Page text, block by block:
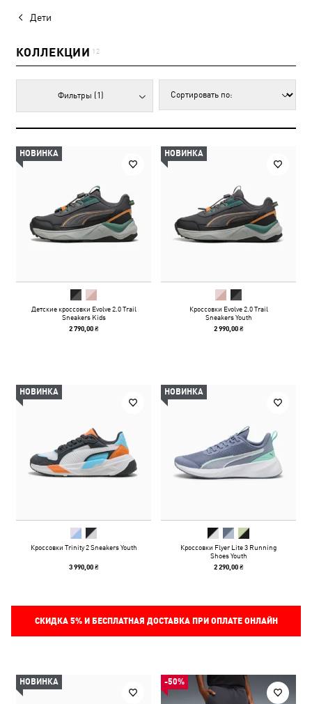
Дети
КОЛЛЕКЦИИ 12
Фильтры (1)
НОВИНКА
Детские кроссовки Evolve 2.0 Trail
Sneakers Kids
2 790,00 ₴
НОВИНКА
Кроссовки Evolve 2.0 Trail
Sneakers Youth
2 990,00 ₴
НОВИНКА
Кроссовки Trinity 2 Sneakers Youth
3 990,00 ₴
НОВИНКА
Кроссовки Flyer Lite 3 Running
Shoes Youth
2 290,00 ₴
СКИДКА 5%И БЕСПЛАТНАЯ ДОСТАВКА ПРИ ОПЛАТЕ ОНЛАЙН
НОВИНКА -50%